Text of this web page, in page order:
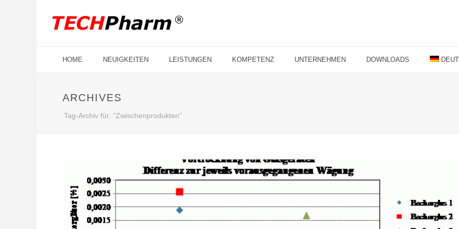
HOME NEUIGKEITEN LEISTUNGEN KOMPETENZ UNTERNEHMEN DOWNLOADS
ARCHIVES
Tag-Archiv für: "Zwischenprodukten"